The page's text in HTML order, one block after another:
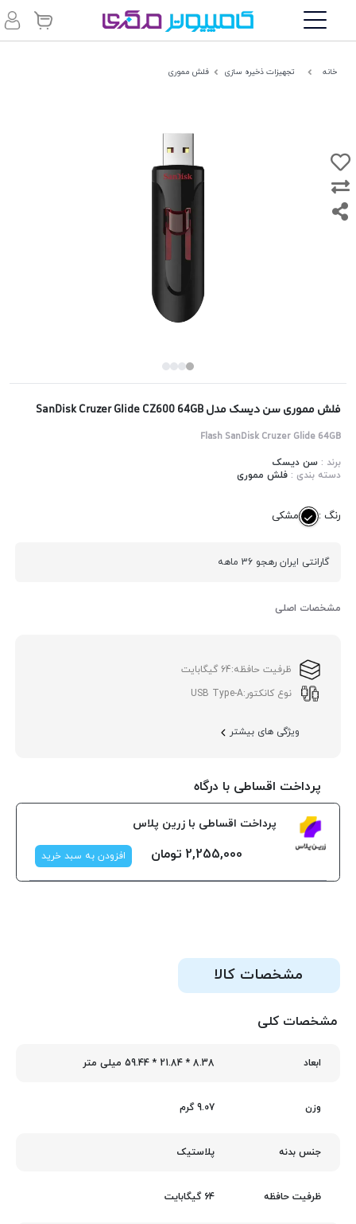
خانه تجهیزات ذخیره سازی فلش مموری
فلش مموری سن دیسک مدل SanDisk Cruzer Glide CZ600 64GB
Flash SanDisk Cruzer Glide 64GB
برند :سن دیسک
دسته بندی :فلش مموری
رنگ : مشکی
گارانتی ایران رهجو 36 ماهه
مشخصات اصلی
ظرفیت حافظه:64 گیگابایت
نوع کانکتور:USB Type-A
ویژگی های بیشتر
پرداخت اقساطی با درگاه
پرداخت اقساطی با زرین پلاس
2,255,000 تومان افزودن به سبد خرید
مشخصات کالا
مشخصات کلی
ابعاد 8.38 * 21.84 * 59.44 میلی متر
وزن 9.07 گرم
جنس بدنه پلاستیک
ظرفیت حافظه 64 گیگابایت